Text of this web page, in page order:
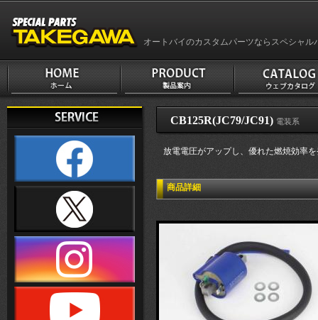
オートバイのカスタムパーツならスペシャル
CB125R(JC79/JC91) 電装系
放電電圧がアップし、優れた燃焼効率
商品詳細